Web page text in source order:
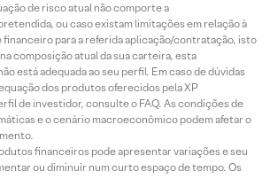
de risco atual não comporte a
ou caso existam limitações em relação à
financeiro para a referida aplicação/contratação, isto
composição atual da sua carteira, esta
está adequada ao seu perfil. Em caso de dúvidas
dos produtos oferecidos pela XP
de investidor, consulte o FAQ. As condições de
e o cenário macroeconômico podem afetar o
financeiros pode apresentar variações e seu
ou diminuir num curto espaço de tempo. Os